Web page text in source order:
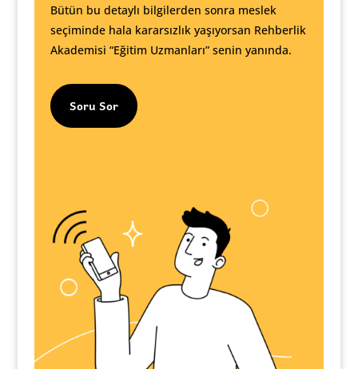
Bütün bu detaylı bilgilerden sonra meslek
seçiminde hala kararsızlık yaşıyorsan Rehberlik
Akademisi “Eğitim Uzmanları” senin yanında.
Soru Sor